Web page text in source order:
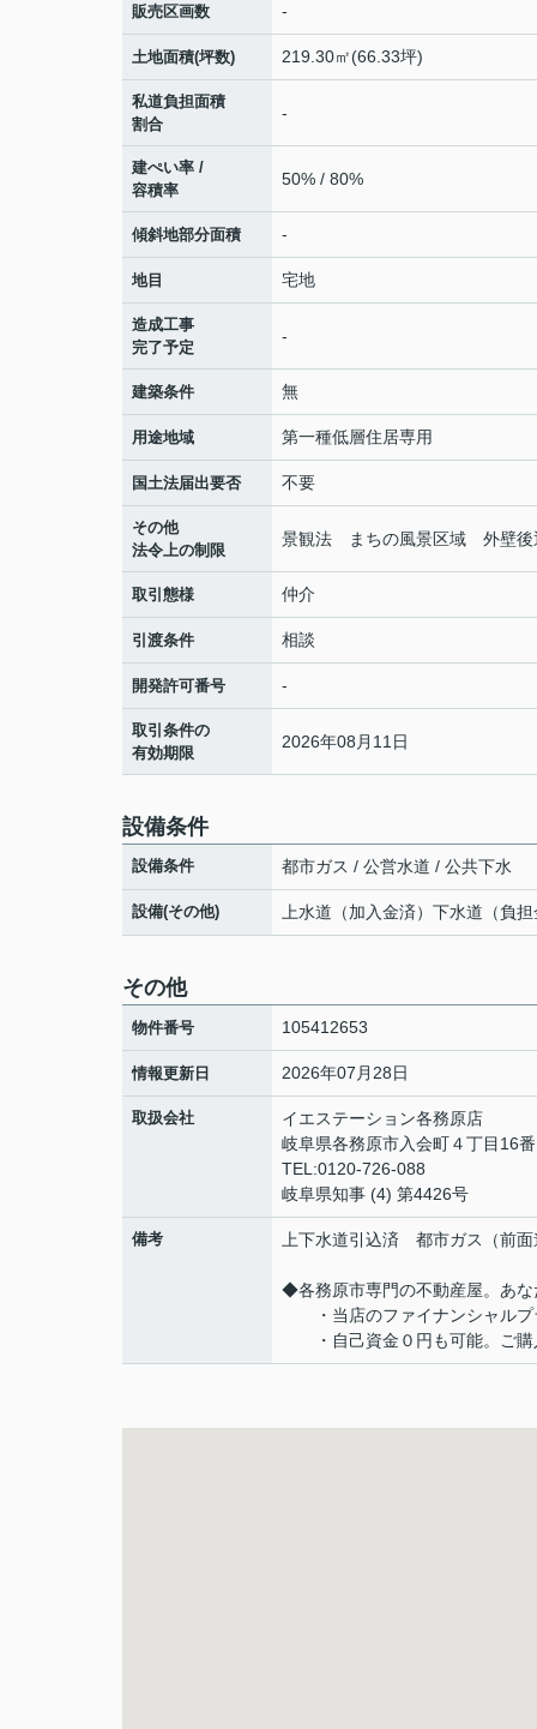
販売区画数 -
土地面積(坪数) 219.30㎡(66.33坪)
私道負担面積
割合
-
建ぺい率 /
容積率
50% / 80%
傾斜地部分面積 -
地目 宅地
造成工事
完了予定
-
建築条件 無
用途地域 第一種低層住居専用
国土法届出要否 不要
その他
法令上の制限
景観法 まちの風景区域 外壁後
取引態様 仲介
引渡条件 相談
開発許可番号 -
取引条件の
有効期限
2026年08月11日
設備条件
設備条件 都市ガス / 公営水道 / 公共下水
設備(その他) 上水道（加入金済）下水道（負
その他
物件番号 105412653
情報更新日 2026年07月28日
取扱会社
イエステーション各務
岐阜県各務原市入会町４丁目16
TEL:0120-726-088
岐阜県知事 (4) 第4426号
備考 上下水道引込済 都市ガス（前
◆各務原市専門の不動産屋。あ
・当店のファイナンシャルプ
・自己資金０円も可能。ご購